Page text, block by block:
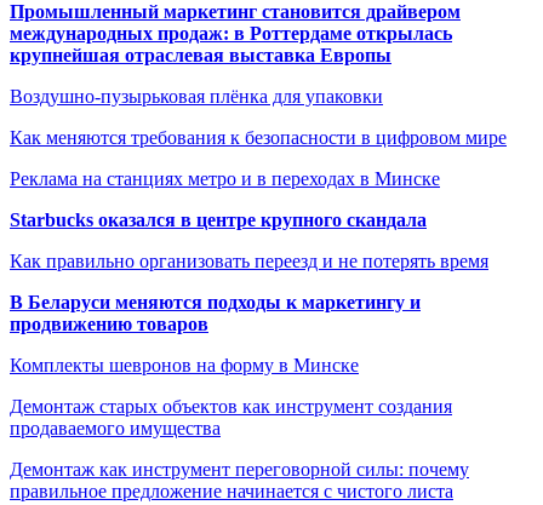
Промышленный маркетинг становится драйвером
международных продаж: в Роттердаме открылась
крупнейшая отраслевая выставка Европы
Воздушно-пузырьковая плёнка для упаковки
Как меняются требования к безопасности в цифровом мире
Реклама на станциях метро и в переходах в Минске
Starbucks оказался в центре крупного скандала
Как правильно организовать переезд и не потерять время
В Беларуси меняются подходы к маркетингу и
продвижению товаров
Комплекты шевронов на форму в Минске
Демонтаж старых объектов как инструмент создания
продаваемого имущества
Демонтаж как инструмент переговорной силы: почему
правильное предложение начинается с чистого листа